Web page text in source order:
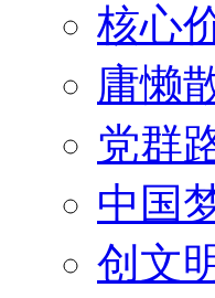
核心
庸懒
党群
中国
创文